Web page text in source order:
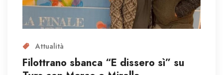
Attualità
Filottrano sbanca “E dissero sì” su